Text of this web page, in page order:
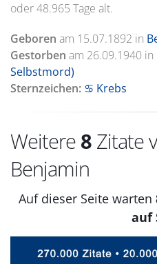
oder 48.965 Tage alt.
Geboren am 15.07.1892 in
Gestorben am 26.09.1940 in
Selbstmord)
Sternzeichen: ♋ Krebs
Weitere 8 Zitate
Benjamin
Auf dieser Seite warten
auf